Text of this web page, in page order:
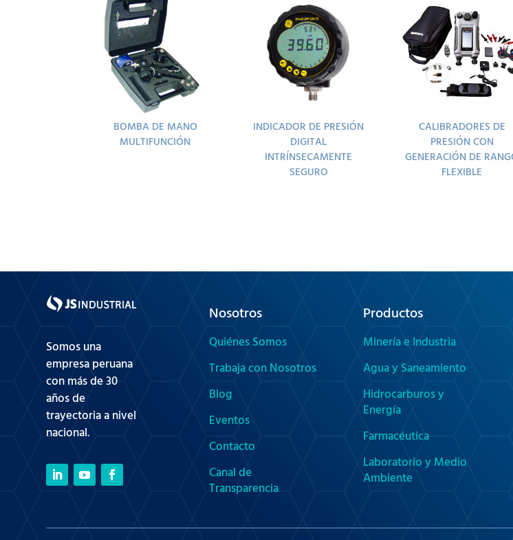
BOMBA DE MANO
MULTIFUNCIÓN
INDICADOR DE PRESIÓN
DIGITAL
INTRÍNSECAMENTE
SEGURO
CALIBRADORES DE
PRESIÓN CON
GENERACIÓN DE
FLEXIBLE
Somos una
empresa peruana
con más de 30
años de
trayectoria a nivel
nacional.
Nosotros
Quiénes Somos
Trabaja con Nosotros
Blog
Eventos
Contacto
Canal de
Transparencia
Productos
Minería e Industria
Agua y Saneamiento
Hidrocarburos y
Energía
Farmacéutica
Laboratorio y Medio
Ambiente